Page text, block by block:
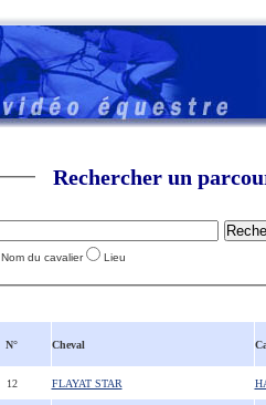
Rechercher un
Nom du cavalier Lieu
N° Cheval
12 FLAYAT STAR